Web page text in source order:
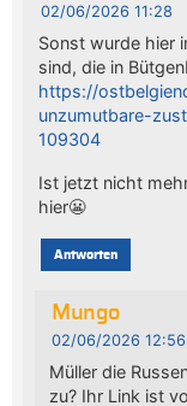
02/06/2026 11:28
Sonst wurde hier
sind, die in
https://
unzumutbare-
109304
Ist jetzt nicht
hier😬
Antworten
Mungo
02/06/2026 12:56
Müller die
zu? Ihr Link ist